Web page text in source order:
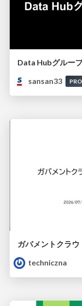
Data Hubグルー
sansan33
PRO
ガバメントクラ
techniczna